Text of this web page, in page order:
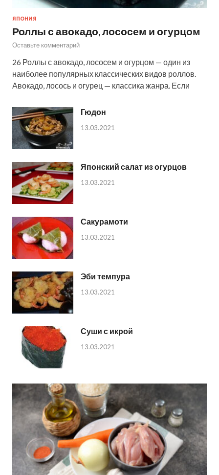
ЯПОНИЯ
Роллы с авокадо, лососем и огурцом
Оставьте комментарий
26 Роллы с авокадо, лососем и огурцом — один из
наиболее популярных классических видов роллов.
Авокадо, лосось и огурец — классика жанра. Если
Гюдон
13.03.2021
Японский салат из огурцов
13.03.2021
Сакурамоти
13.03.2021
Эби темпура
13.03.2021
Суши с икрой
13.03.2021